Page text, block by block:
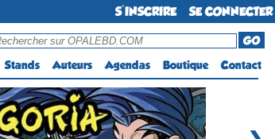
S'INSCRIRE
SE CONNECTER
GO
Stands Auteurs Agendas Boutique Contact